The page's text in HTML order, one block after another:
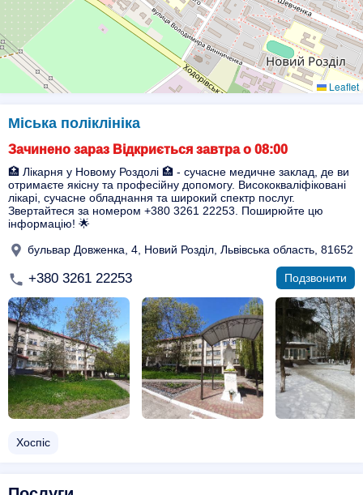
Leaflet
Міська поліклініка
Зачинено зараз Відкриється завтра о 08:00
🏥 Лікарня у Новому Роздолі 🏥 - сучасне медичне заклад, де ви
отримаєте якісну та професійну допомогу. Висококваліфіковані
лікарі, сучасне обладнання та широкий спектр послуг.
Звертайтеся за номером +380 3261 22253. Поширюйте цю
інформацію! 🌟
бульвар Довженка, 4, Новий Розділ, Львівська область, 81652
+380 3261 22253 Подзвонити
Хоспіс